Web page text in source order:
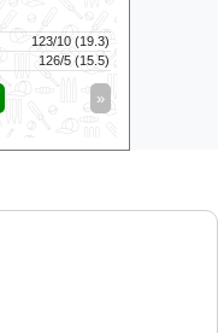
123/10 (19.3)
126/5 (15.5)
»